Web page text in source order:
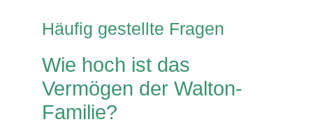
Häufig gestellte Fragen
Wie hoch ist das
Vermögen der Walton-
Familie?